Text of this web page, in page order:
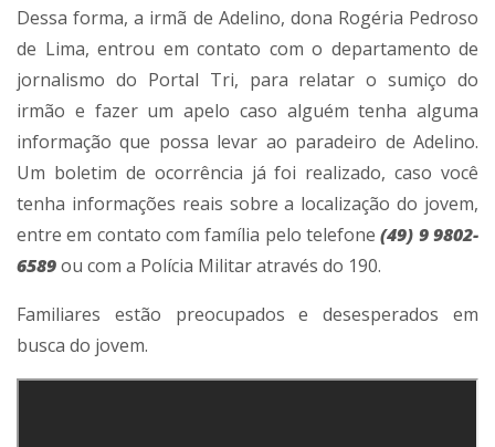
Dessa forma, a irmã de Adelino, dona Rogéria Pedroso
de Lima, entrou em contato com o departamento de
jornalismo do Portal Tri, para relatar o sumiço do
irmão e fazer um apelo caso alguém tenha alguma
informação que possa levar ao paradeiro de Adelino.
Um boletim de ocorrência já foi realizado, caso você
tenha informações reais sobre a localização do jovem,
entre em contato com família pelo telefone(49) 9 9802-
6589ou com a Polícia Militar através do 190.
Familiares estão preocupados e desesperados em
busca do jovem.